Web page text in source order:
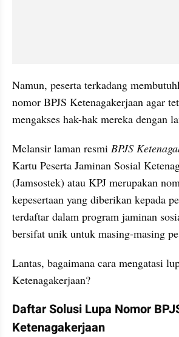
Namun, peserta terkadang
nomor BPJS Ketenagakerjaan agar
mengakses hak-hak mereka dengan
Melansir laman resmi BPJS
Kartu Peserta Jaminan Sosial
(Jamsostek) atau KPJ merupakan
kepesertaan yang diberikan kepada
terdaftar dalam program jaminan
bersifat unik untuk masing-masing
Lantas, bagaimana cara mengatasi
Ketenagakerjaan?
Daftar Solusi Lupa Nomor
Ketenagakerjaan